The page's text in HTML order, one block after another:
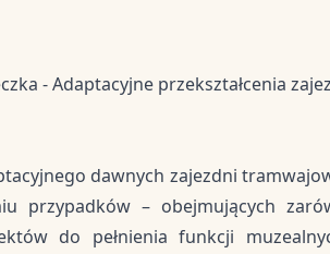
- Adaptacyjne przekształcenia
dawnych zajezdni
przypadków – obejmujących
do pełnienia funkcji